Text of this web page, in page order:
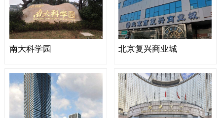
南大科学园 北京复兴商业城